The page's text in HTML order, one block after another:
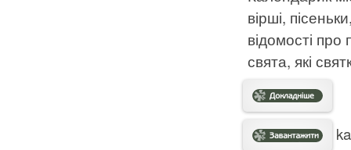
вірші,
відомості
свята, які